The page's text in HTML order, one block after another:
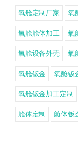
氧舱定制厂家 氧
氧舱舱体加工 氧
氧舱设备外壳 氧
氧舱钣金 氧舱钣
氧舱钣金加工定制
舱体定制 舱体钣